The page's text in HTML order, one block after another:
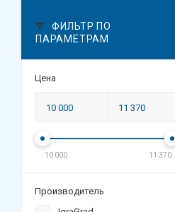
ФИЛЬТР ПО
ПАРАМЕТРАМ
Цена
10 000 11 370
Производитель